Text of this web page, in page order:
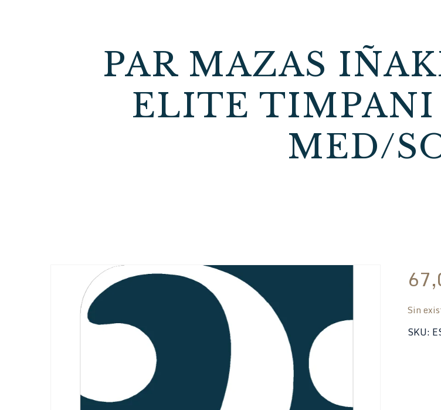
PAR MAZAS
ELITE TIMPANI
MED/
Sin
SKU: